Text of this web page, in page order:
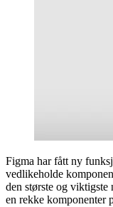
Figma har fått ny
vedlikeholde
den største og
en rekke komponenter